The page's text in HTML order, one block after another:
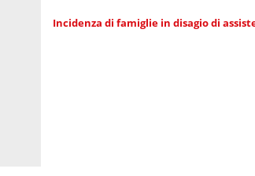
Incidenza di famiglie in disagio di